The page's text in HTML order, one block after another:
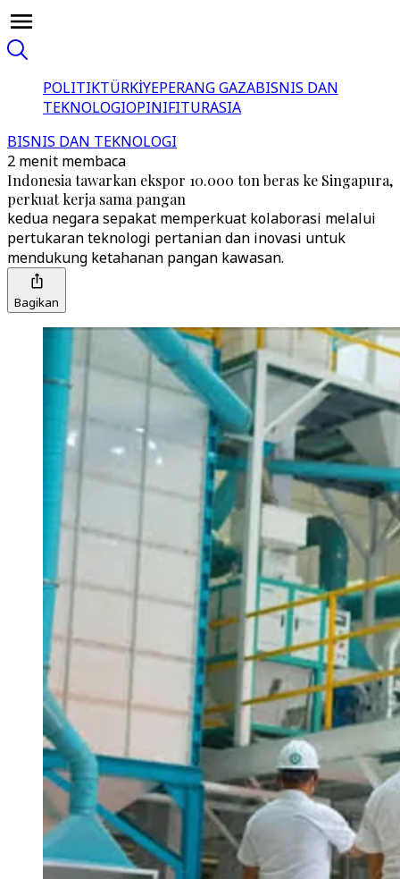
POLITIKTÜRKİYEPERANG GAZABISNIS DAN
TEKNOLOGIOPINIFITURASIA
BISNIS DAN TEKNOLOGI
2 menit membaca
Indonesia tawarkan ekspor 10.000 ton beras ke Singapura,
perkuat kerja sama pangan
kedua negara sepakat memperkuat kolaborasi melalui
pertukaran teknologi pertanian dan inovasi untuk
mendukung ketahanan pangan kawasan.
Bagikan